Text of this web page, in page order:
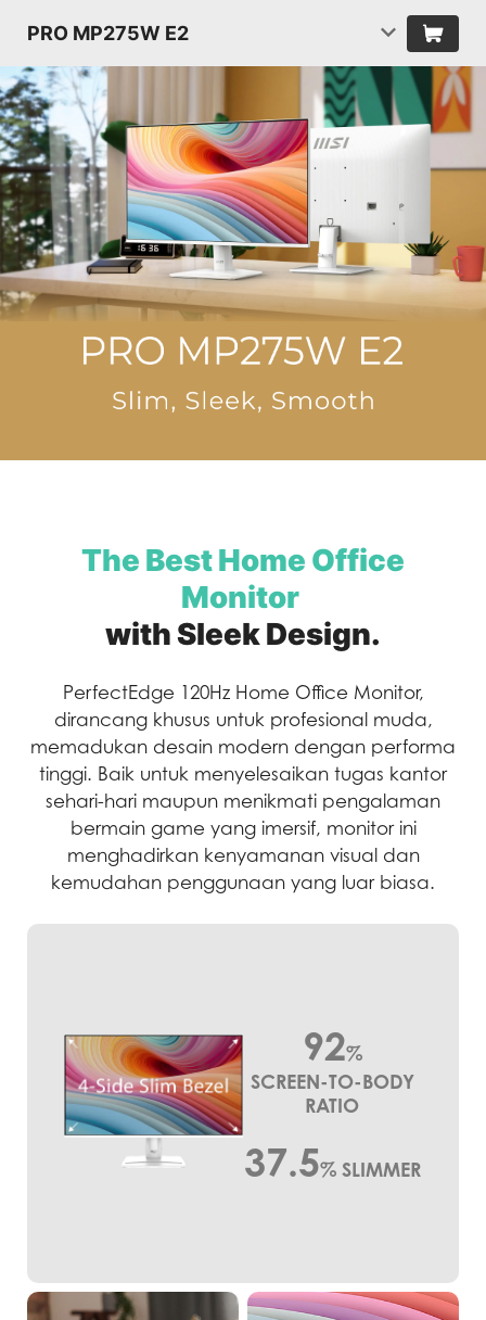
PRO MP275W E2
The Best Home Office
Monitor
with Sleek Design.
PerfectEdge 120Hz Home Office Monitor,
dirancang khusus untuk profesional muda,
memadukan desain modern dengan performa
tinggi. Baik untuk menyelesaikan tugas kantor
sehari-hari maupun menikmati pengalaman
bermain game yang imersif, monitor ini
menghadirkan kenyamanan visual dan
kemudahan penggunaan yang luar biasa.
92%
SCREEN-TO-BODY
RATIO
37.5% SLIMMER